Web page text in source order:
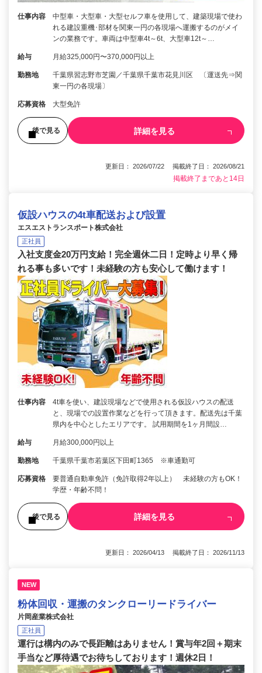
仕事内容
中型車・大型車・大型セルフ車を使用して、建築現場で使わ
れる建設重機･部材を関東一円の各現場へ運搬するのがメイ
ンの業務です。車両は中型車4t～6t、大型車12t～…
給与 月給325,000円〜370,000円以上
勤務地
千葉県習志野市芝園／千葉県千葉市花見川区 〔運送先⇒関
東一円の各現場〕
応募資格 大型免許
後で見る 詳細を見る
更新日： 2026/07/22 掲載終了日： 2026/08/21
掲載終了まであと14日
仮設ハウスの4t車配送および設置
エスエストランスポート株式会社
正社員
入社支度金20万円支給！完全週休二日！定時より早く帰
れる事も多いです！未経験の方も安心して働けます！
仕事内容
4t車を使い、建設現場などで使用される仮設ハウスの配送
と、現場での設置作業などを行って頂きます。配送先は千葉
県内を中心としたエリアです。 試用期間を1ヶ月間設…
給与 月給300,000円以上
勤務地 千葉県千葉市若葉区下田町1365 ※車通勤可
応募資格
要普通自動車免許（免許取得2年以上） 未経験の方もOK！
学歴・年齢不問！
後で見る 詳細を見る
更新日： 2026/04/13 掲載終了日： 2026/11/13
NEW
粉体回収・運搬のタンクローリードライバー
片岡産業株式会社
正社員
運行は構内のみで長距離はありません！賞与年2回＋期末
手当など厚待遇でお待ちしております！週休2日！